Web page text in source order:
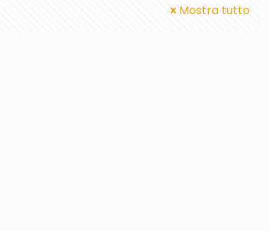
Mostra tutto